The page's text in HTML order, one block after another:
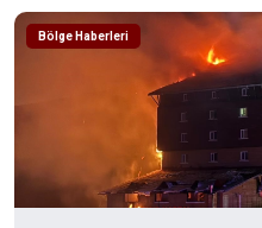
Bölge Haberleri